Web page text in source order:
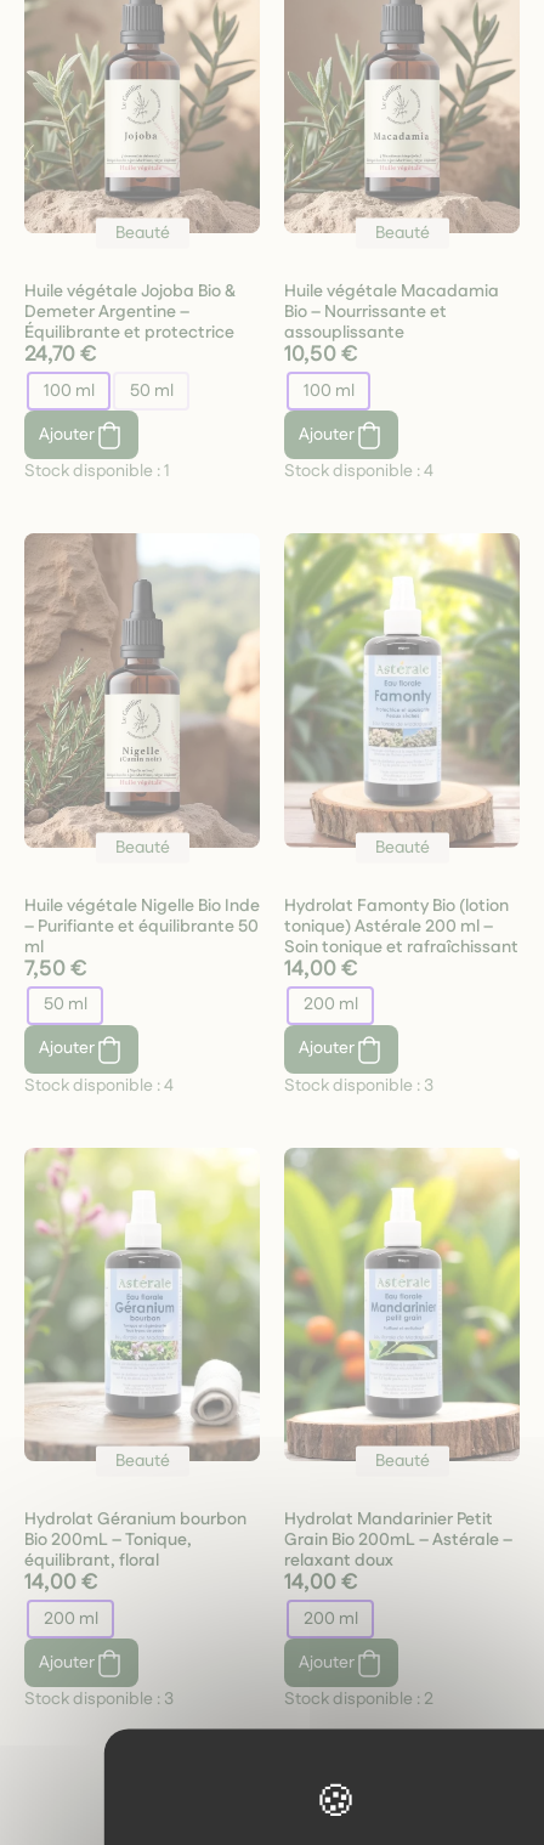
Beauté
Huile végétale Jojoba Bio &
Demeter Argentine –
Équilibrante et protectrice
24,70 €
100 ml
50 ml
Ajouter
Stock disponible :1
Beauté
Huile végétale Macadamia
Bio – Nourrissante et
assouplissante
10,50 €
100 ml
Ajouter
Stock disponible :4
Beauté
Huile végétale Nigelle Bio Inde
– Purifiante et équilibrante 50
ml
7,50 €
50 ml
Ajouter
Stock disponible :4
Beauté
Hydrolat Famonty Bio (lotion
tonique) Astérale 200 ml –
Soin tonique et rafraîchissant
14,00 €
200 ml
Ajouter
Stock disponible : 3
Beauté
Hydrolat Géranium bourbon
Bio 200mL – Tonique,
équilibrant, floral
14,00 €
200 ml
Ajouter
Stock disponible : 3
Beauté
Hydrolat Mandarinier Petit
Grain Bio 200mL – Astérale –
relaxant doux
14,00 €
200 ml
Ajouter
Stock disponible : 2